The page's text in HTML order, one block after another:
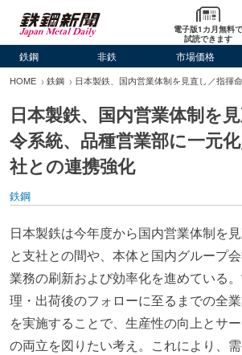
電子版1カ月無料で
試読できます
鉄鋼 非鉄 市場価格
HOME 鉄鋼 日本製鉄、国内営業体制を見直し／指揮
日本製鉄、国内営業体制を
令系統、品種営業部に一元
社との連携強化
鉄鋼
日本製鉄は今年度から国内営業体制を
と支社との間や、本体と国内グループ
業務の刷新および効率化を進めている
理・出荷後のフォローに至るまでの全
を実施することで、生産性の向上とサ
の両立を図りたい考え。これにより、